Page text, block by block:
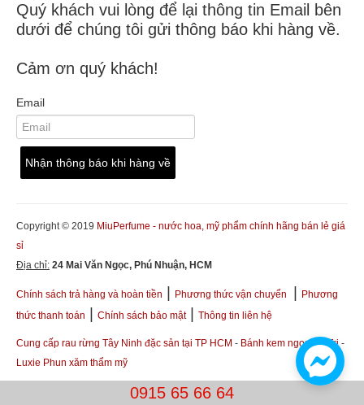
CHĂM SÓC DA
Quý khách vui lòng để lại thông tin Email bên
dưới để chúng tôi gửi thông báo khi hàng về.
Cảm ơn quý khách!
Email
Copyright © 2019 MiuPerfume - nước hoa, mỹ phẩm chính hãng bán lẻ giá
sỉ
Địa chỉ: 24 Mai Văn Ngọc, Phú Nhuận, HCM
Chính sách trả hàng và hoàn tiền Phương thức vận chuyển
Phương
thức thanh toán
Chính sách bảo mật| Thông tin liên hệ
Cung cấp rau rừng Tây Ninh đặc sản tại TP HCM - Bánh kem ngon Ba Tri-
Luxie Phun xăm thẩm mỹ
0915 65 66 64